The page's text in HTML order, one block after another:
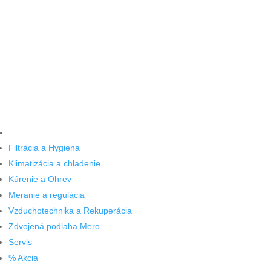
Filtrácia a Hygiena
Klimatizácia a chladenie
Kúrenie a Ohrev
Meranie a regulácia
Vzduchotechnika a Rekuperácia
Zdvojená podlaha Mero
Servis
% Akcia